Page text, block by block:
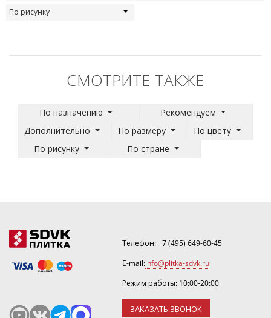
По рисунку
СМОТРИТЕ ТАКЖЕ
По назначению
Рекомендуем
Дополнительно
По размеру
По цвету
По рисунку
По стране
Телефон:+7 (495) 649-60-45
E-mail:info@plitka-sdvk.ru
Режим работы: 10:00-20:00
ЗАКАЗАТЬ ЗВОНОК